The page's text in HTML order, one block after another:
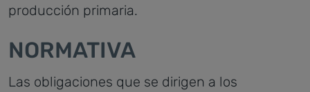
producción primaria.
NORMATIVA
Las obligaciones que se dirigen a los